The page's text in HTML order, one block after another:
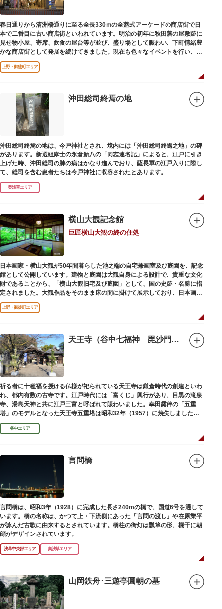
春日通りから清洲橋通りに至る全長330ｍの全蓋式アーケードの商店街で日
本で二番目に古い商店街といわれています。明治の初年に秋田藩の屋敷跡に
見せ物小屋、寄席、飲食の屋台等が並び、盛り場として賑わい、下町情緒豊
かな商店街として発展を続けてきました。現在も色々なイベントを行い、住
民から親しまれている魅力的な商店街です。
上野・御徒町エリア
沖田総司終焉の地
沖田総司終焉の地は、今戸神社とされ、境内には「沖田総司終焉之地」の碑
があります。新選組隊士の永倉新八の「同志連名記」によると、江戸に引き
上げた時、沖田総司の肺の病はかなり進んでおり、薩長軍の江戸入りに際し
て、総司を含む患者たちは今戸神社に収容されたとあります。
奥浅草エリア
横山大観記念館
巨匠横山大観の終の住処
日本画家・横山大観が50年間暮らした池之端の自宅兼画室及び庭園を、記念
館として公開しています。建物と庭園は大観自身による設計で、貴重な文化
財であることから、「横山大観旧宅及び庭園」として、国の史跡・名勝に指
定されました。大観作品をそのまま床の間に掛けて展示しており、日本画本
来の楽しみ方を体験できる貴重な空間です。
上野・御徒町エリア
天王寺（谷中七福神 毘沙門天）
祈る者に十種福を授ける仏様が祀られている天王寺は鎌倉時代の創建といわ
れ、都内有数の古寺です。江戸時代には「富くじ」興行があり、目黒の滝泉
寺、湯島天神と共に江戸三富と呼ばれて賑わいました。幸田露伴の「五重
塔」のモデルとなった天王寺五重塔は昭和32年（1957）に焼失しました
が、その跡地は今も谷中霊園に残っています。
谷中エリア
言問橋
言問橋は、昭和3年（1928）に完成した長さ240mの橋で、国道6号を通して
います。橋の名称は、かつて上・下流側にあった「言問の渡し」や在原業平
が詠んだ古歌に由来するとされています。橋柱の街灯は瓢箪の形、欄干に朝
顔がデザインされています。
浅草中央部エリア 奥浅草エリア
山岡鉄舟･三遊亭圓朝の墓